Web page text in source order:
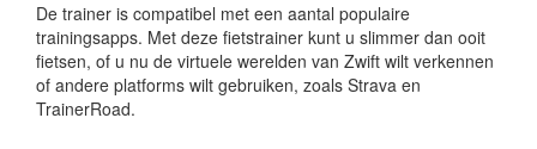
De trainer is compatibel met een aantal populaire
trainingsapps. Met deze fietstrainer kunt u slimmer dan ooit
fietsen, of u nu de virtuele werelden van Zwift wilt verkennen
of andere platforms wilt gebruiken, zoals Strava en
TrainerRoad.